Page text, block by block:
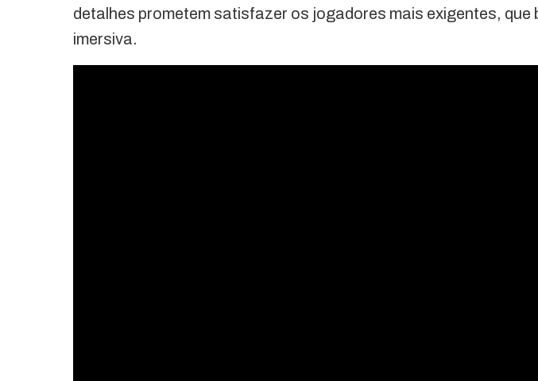
detalhes prometem satisfazer os jogadores mais exigentes, que
imersiva.